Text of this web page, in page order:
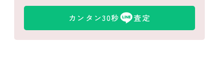
カンタン30秒 査定